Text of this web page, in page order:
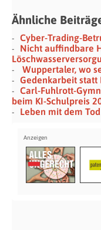
Ähnliche
Cyber-Trading-
Nicht auffindbare
Wuppertaler, wo
Gedenkarbeit
Carl-Fuhlrott-
beim KI-Schulpreis
Leben mit dem Tod